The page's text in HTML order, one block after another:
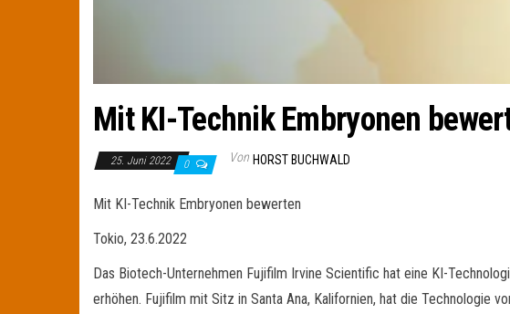
Mit KI-Technik Embryonen
25. Juni 2022 0 Von HORST BUCHWALD
Mit KI-Technik Embryonen bewerten
Tokio, 23.6.2022
Das Biotech-Unternehmen Fujifilm Irvine Scientific hat eine KI-
erhöhen. Fujifilm mit Sitz in Santa Ana, Kalifornien, hat die Technologie